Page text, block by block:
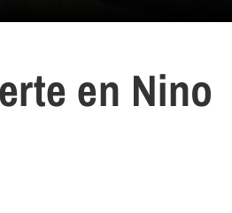
en Nino